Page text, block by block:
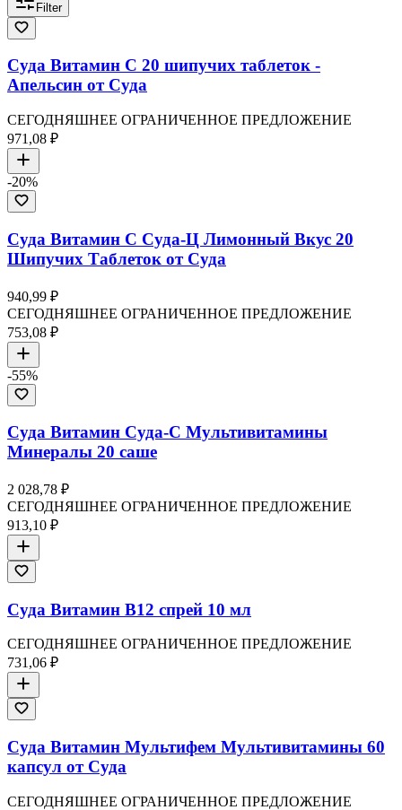
Filter
Суда Витамин С 20 шипучих таблеток -
Апельсин от Суда
СЕГОДНЯШНЕЕ ОГРАНИЧЕННОЕ ПРЕДЛОЖЕНИЕ
971,08 ₽
-20%
Суда Витамин С Суда-Ц Лимонный Вкус 20
Шипучих Таблеток от Суда
940,99 ₽
СЕГОДНЯШНЕЕ ОГРАНИЧЕННОЕ ПРЕДЛОЖЕНИЕ
753,08 ₽
-55%
Суда Витамин Суда-C Мультивитамины
Минералы 20 саше
2 028,78 ₽
СЕГОДНЯШНЕЕ ОГРАНИЧЕННОЕ ПРЕДЛОЖЕНИЕ
913,10 ₽
Суда Витамин В12 спрей 10 мл
СЕГОДНЯШНЕЕ ОГРАНИЧЕННОЕ ПРЕДЛОЖЕНИЕ
731,06 ₽
Суда Витамин Мультифем Мультивитамины 60
капсул от Суда
СЕГОДНЯШНЕЕ ОГРАНИЧЕННОЕ ПРЕДЛОЖЕНИЕ